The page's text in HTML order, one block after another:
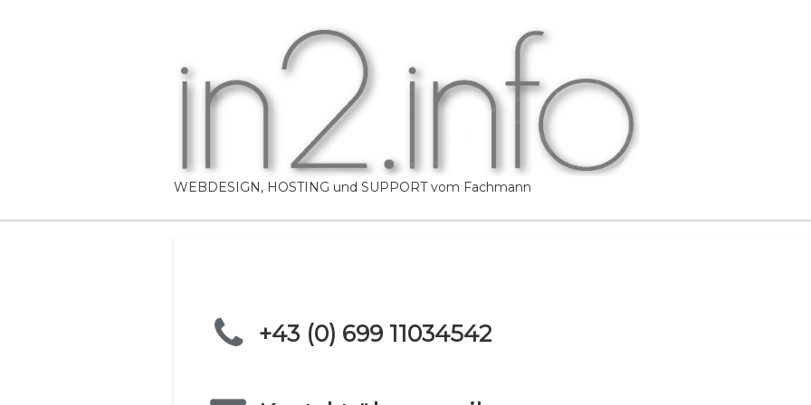
WEBDESIGN, HOSTING und SUPPORT vom Fachmann
+43 (0) 699 11034542